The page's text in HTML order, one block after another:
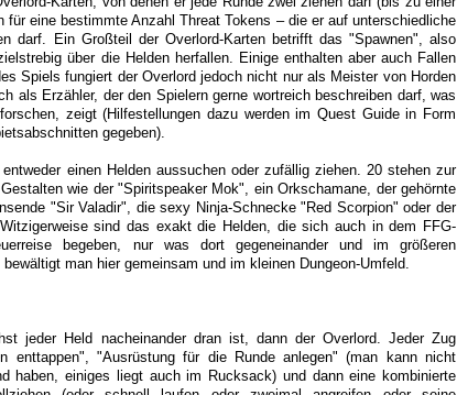
für eine bestimmte Anzahl Threat Tokens – die er auf unterschiedliche
darf. Ein Großteil der Overlord-Karten betrifft das "Spawnen", also
über die Helden herfallen. Einige enthalten aber auch Fallen
Spiels fungiert der Overlord jedoch nicht nur als Meister von Horden
als Erzähler, der den Spielern gerne wortreich beschreiben darf, was
zeigt (Hilfestellungen dazu werden im Quest Guide in Form
gegeben).
einen Helden aussuchen oder zufällig ziehen. 20 stehen zur
wie der "Spiritspeaker Mok", ein Orkschamane, der gehörnte
"Sir Valadir", die sexy Ninja-Schnecke "Red Scorpion" oder der
sind das exakt die Helden, die sich auch in dem FFG-
begeben, nur was dort gegeneinander und im größeren
man hier gemeinsam und im kleinen Dungeon-Umfeld.
jeder Held nacheinander dran ist, dann der Overlord. Jeder Zug
enttappen", "Ausrüstung für die Runde anlegen" (man kann nicht
haben, einiges liegt auch im Rucksack) und dann eine kombinierte